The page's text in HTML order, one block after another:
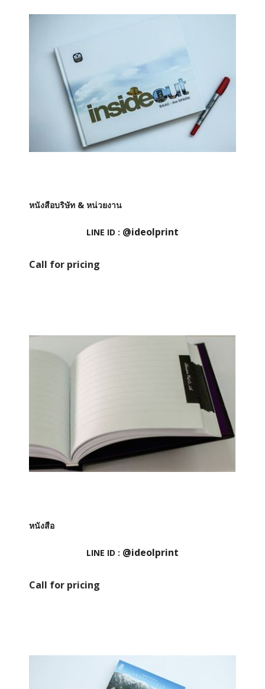
หนังสือบริษัท & หน่วยงาน
LINE ID : @ideolprint
Call for pricing
หนังสือ
LINE ID : @ideolprint
Call for pricing